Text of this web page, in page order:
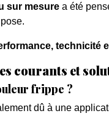
sur mesure a été
technicité
courants et
frippe ?
dû à une